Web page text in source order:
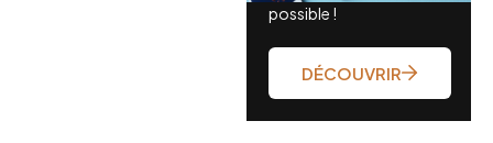
possible !
DÉCOUVRIR